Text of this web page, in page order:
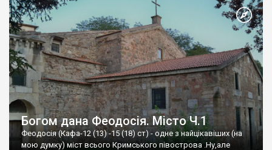
Богом дана Феодосія. Місто Ч.1
Феодосія (Кафа-12 (13) -15 (18) ст) - одне з найцікавіших (на
мою думку) міст всього Кримського півострова .Ну,але